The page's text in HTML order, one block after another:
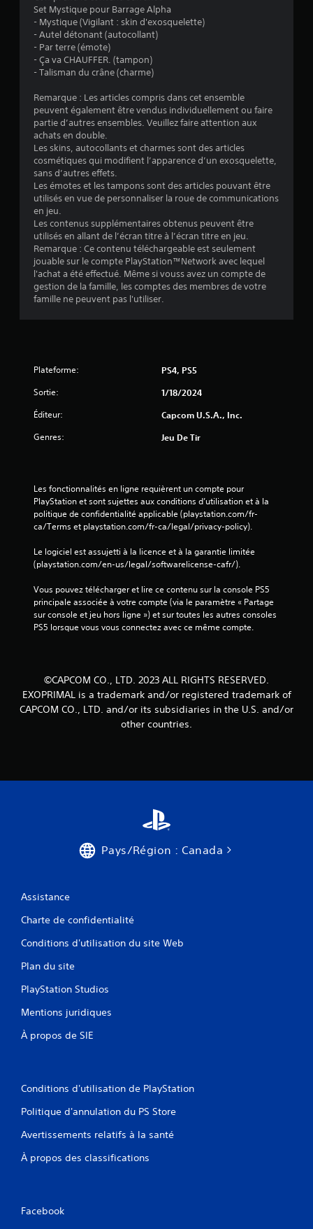
Set Mystique pour Barrage Alpha
- Mystique (Vigilant : skin d'exosquelette)
- Autel détonant (autocollant)
- Par terre (émote)
- Ça va CHAUFFER. (tampon)
- Talisman du crâne (charme)
Remarque : Les articles compris dans cet ensemble
peuvent également être vendus individuellement ou faire
partie d’autres ensembles. Veuillez faire attention aux
achats en double.
Les skins, autocollants et charmes sont des articles
cosmétiques qui modifient l’apparence d’un exosquelette,
sans d’autres effets.
Les émotes et les tampons sont des articles pouvant être
utilisés en vue de personnaliser la roue de communications
en jeu.
Les contenus supplémentaires obtenus peuvent être
utilisés en allant de l’écran titre à l’écran titre en jeu.
Remarque : Ce contenu téléchargeable est seulement
jouable sur le compte PlayStation™Network avec lequel
l'achat a été effectué. Même si vouss avez un compte de
gestion de la famille, les comptes des membres de votre
famille ne peuvent pas l'utiliser.
Plateforme: PS4, PS5
Sortie: 1/18/2024
Éditeur: Capcom U.S.A., Inc.
Genres: Jeu De Tir
Les fonctionnalités en ligne requièrent un compte pour
PlayStation et sont sujettes aux conditions d’utilisation et à la
politique de confidentialité applicable (playstation.com/fr-
ca/Terms et playstation.com/fr-ca/legal/privacy-policy).
Le logiciel est assujetti à la licence et à la garantie limitée
(playstation.com/en-us/legal/softwarelicense-cafr/).
Vous pouvez télécharger et lire ce contenu sur la console PS5
principale associée à votre compte (via le paramètre « Partage
sur console et jeu hors ligne ») et sur toutes les autres consoles
PS5 lorsque vous vous connectez avec ce même compte.
©CAPCOM CO., LTD. 2023 ALL RIGHTS RESERVED.
EXOPRIMAL is a trademark and/or registered trademark of
CAPCOM CO., LTD. and/or its subsidiaries in the U.S. and/or
other countries.
Pays/Région : Canada
Assistance
Charte de confidentialité
Conditions d'utilisation du site Web
Plan du site
PlayStation Studios
Mentions juridiques
À propos de SIE
Conditions d'utilisation de PlayStation
Politique d'annulation du PS Store
Avertissements relatifs à la santé
À propos des classifications
Facebook